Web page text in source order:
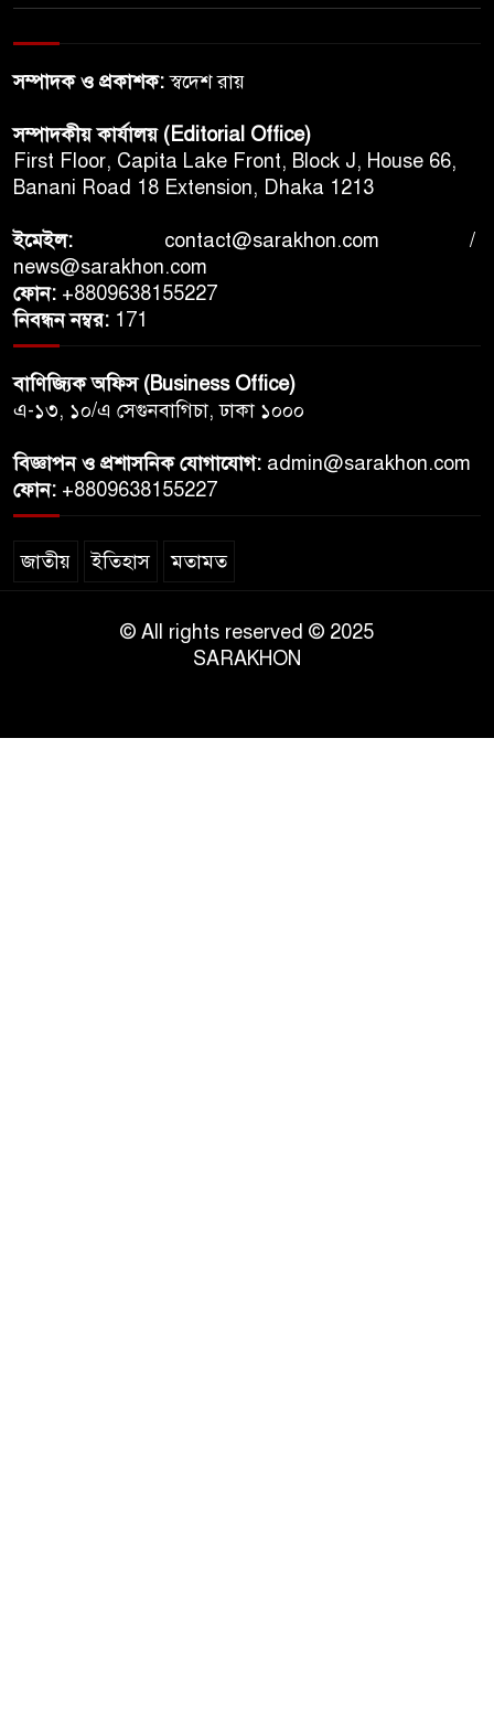
সম্পাদক ও প্রকাশক:স্বদেশ রায়
সম্পাদকীয় কার্যালয় (Editorial Office)
First Floor, Capita Lake Front, Block J, House 66,
Banani Road 18 Extension, Dhaka 1213
ইমেইল: contact@sarakhon.com /
news@sarakhon.com
ফোন: +8809638155227
নিবন্ধন নম্বর: 171
বাণিজ্যিক অফিস (Business Office)
এ-১৩, ১০/এ সেগুনবাগিচা, ঢাকা ১০০০
বিজ্ঞাপন ও প্রশাসনিক যোগাযোগ: admin@sarakhon.com
ফোন: +8809638155227
জাতীয় ইতিহাস মতামত
© All rights reserved © 2025
SARAKHON